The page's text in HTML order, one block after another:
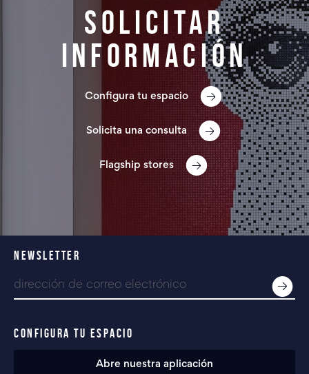
Solicitar
información
Configura tu espacio
Solicita una consulta
Flagship stores
NEWSLETTER
CONFIGURA TU ESPACIO
Abre nuestra aplicación